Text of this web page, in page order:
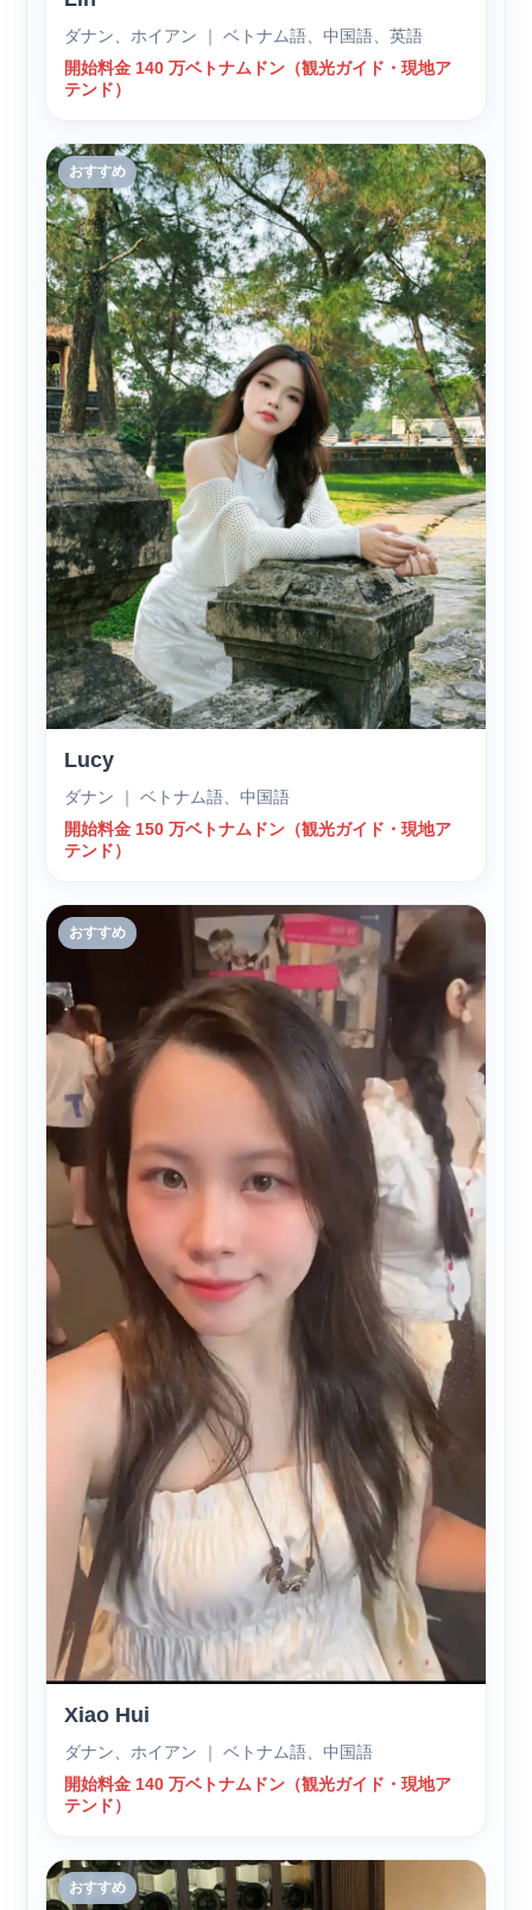
ダナン、ホイアン ｜ ベトナム語、中国語、英語
開始料金 140 万ベトナムドン（観光ガイド・現地ア
テンド）
おすすめ
Lucy
ダナン ｜ ベトナム語、中国語
開始料金 150 万ベトナムドン（観光ガイド・現地ア
テンド）
おすすめ
Xiao Hui
ダナン、ホイアン ｜ ベトナム語、中国語
開始料金 140 万ベトナムドン（観光ガイド・現地ア
テンド）
おすすめ